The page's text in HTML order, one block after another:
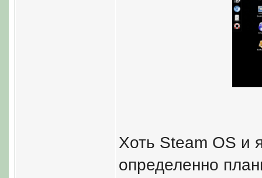
Хоть Steam OS и
определенно